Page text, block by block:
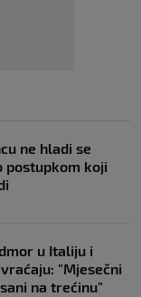
ne hladi se
postupkom koji
u Italiju i
"Mjesečni
na trećinu"